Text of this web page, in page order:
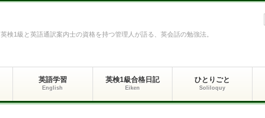
英検1級と英語通訳案内士の資格を持つ管理人が語る、英会話の勉強法。
英語学習
English
英検1級合格日記
Eiken
ひとりごと
Soliloquy